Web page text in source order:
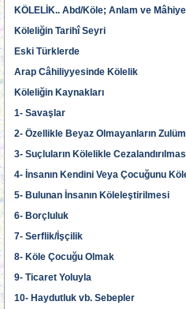
KÖLELİK.. Abd/Köle; Anlam ve
Köleliğin Tarihî Seyri
Eski Türklerde
Arap Câhiliyyesinde Kölelik
Köleliğin Kaynakları
1- Savaşlar
2- Özellikle Beyaz Olmayanların
3- Suçluların Kölelikle
4- İnsanın Kendini Veya Çocuğunu
5- Bulunan İnsanın Köleleştirilmesi
6- Borçluluk
7- Serflik/İşçilik
8- Köle Çocuğu Olmak
9- Ticaret Yoluyla
10- Haydutluk vb. Sebepler